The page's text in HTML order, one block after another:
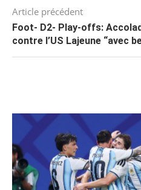
Article précédent
Foot- D2- Play-offs:
contre l’US Lajeune “avec